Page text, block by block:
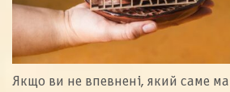
Якщо ви не впевнені, який саме